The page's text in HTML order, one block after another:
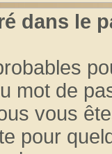
dans le
mot de
vous
pour